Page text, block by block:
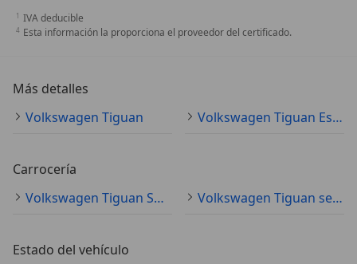
IVA deducible
Esta información la proporciona el proveedor del certificado.
Más detalles
Volkswagen Tiguan
Volkswagen Tiguan Especificaciones técnicas
Carrocería
Volkswagen Tiguan SUV/4x4/pickup
Volkswagen Tiguan sedán
Estado del vehículo